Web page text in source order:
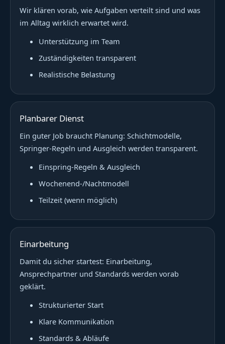
Wir klären vorab, wie Aufgaben verteilt sind und was
im Alltag wirklich erwartet wird.
Unterstützung im Team
Zuständigkeiten transparent
Realistische Belastung
Planbarer Dienst
Ein guter Job braucht Planung: Schichtmodelle,
Springer-Regeln und Ausgleich werden transparent.
Einspring-Regeln & Ausgleich
Wochenend-/Nachtmodell
Teilzeit (wenn möglich)
Einarbeitung
Damit du sicher startest: Einarbeitung,
Ansprechpartner und Standards werden vorab
geklärt.
Strukturierter Start
Klare Kommunikation
Standards & Abläufe